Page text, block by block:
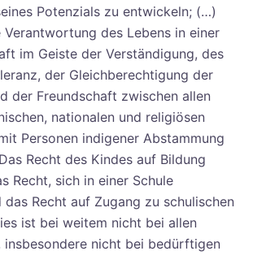
Potenzials zu entwickeln; (…)
des Lebens in einer
im Geiste der Verständigung, des
der Gleichberechtigung der
der Freundschaft zwischen allen
nationalen und religiösen
Personen indigener Abstammung
Recht des Kindes auf Bildung
Recht, sich in einer Schule
das Recht auf Zugang zu schulischen
ist bei weitem nicht bei allen
insbesondere nicht bei bedürftigen